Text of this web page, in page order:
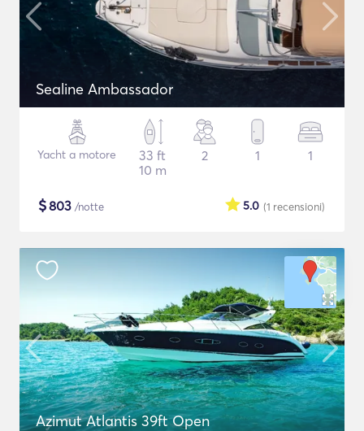
Sealine Ambassador
Yacht a motore
33 ft
10 m
2 1 1
$803 /notte (1 recensioni)
5.0
Azimut Atlantis 39ft Open